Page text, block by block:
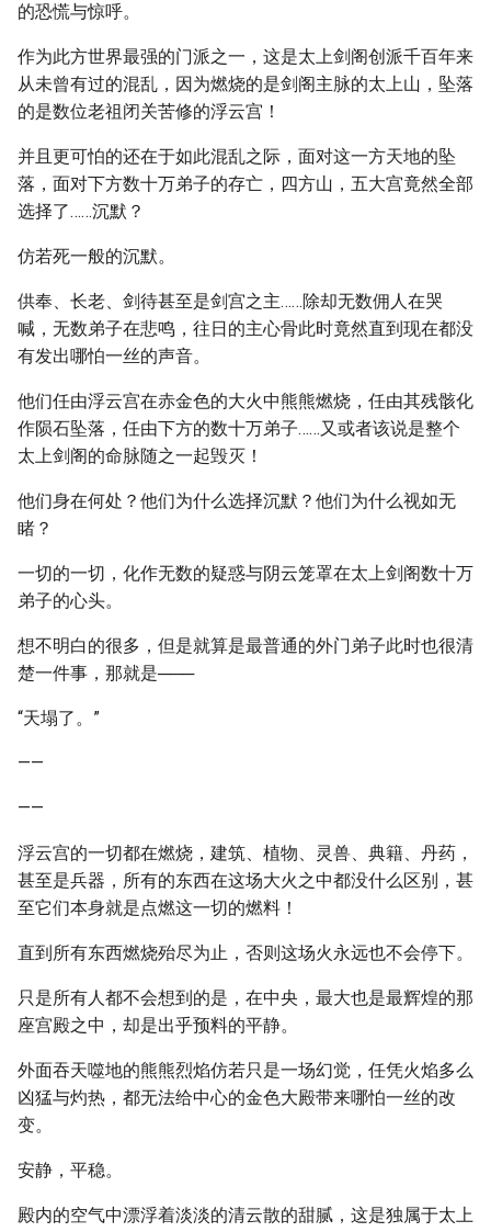
的恐慌与惊呼。
作为此方世界最强的门派之一，这是太上剑阁创派千百年来
从未曾有过的混乱，因为燃烧的是剑阁主脉的太上山，坠落
的是数位老祖闭关苦修的浮云宫！
并且更可怕的还在于如此混乱之际，面对这一方天地的坠
落，面对下方数十万弟子的存亡，四方山，五大宫竟然全部
选择了……沉默？
仿若死一般的沉默。
供奉、长老、剑待甚至是剑宫之主……除却无数佣人在哭
喊，无数弟子在悲鸣，往日的主心骨此时竟然直到现在都没
有发出哪怕一丝的声音。
他们任由浮云宫在赤金色的大火中熊熊燃烧，任由其残骸化
作陨石坠落，任由下方的数十万弟子……又或者该说是整个
太上剑阁的命脉随之一起毁灭！
他们身在何处？他们为什么选择沉默？他们为什么视如无
睹？
一切的一切，化作无数的疑惑与阴云笼罩在太上剑阁数十万
弟子的心头。
想不明白的很多，但是就算是最普通的外门弟子此时也很清
楚一件事，那就是───
“天塌了。”
——
——
浮云宫的一切都在燃烧，建筑、植物、灵兽、典籍、丹药，
甚至是兵器，所有的东西在这场大火之中都没什么区别，甚
至它们本身就是点燃这一切的燃料！
直到所有东西燃烧殆尽为止，否则这场火永远也不会停下。
只是所有人都不会想到的是，在中央，最大也是最辉煌的那
座宫殿之中，却是出乎预料的平静。
外面吞天噬地的熊熊烈焰仿若只是一场幻觉，任凭火焰多么
凶猛与灼热，都无法给中心的金色大殿带来哪怕一丝的改
变。
安静，平稳。
殿内的空气中漂浮着淡淡的清云散的甜腻，这是独属于太上